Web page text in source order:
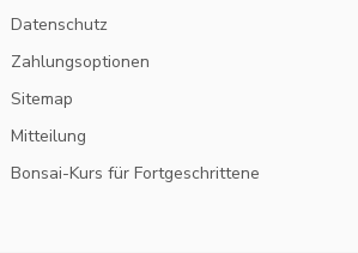
Datenschutz
Zahlungsoptionen
Sitemap
Mitteilung
Bonsai-Kurs für Fortgeschrittene